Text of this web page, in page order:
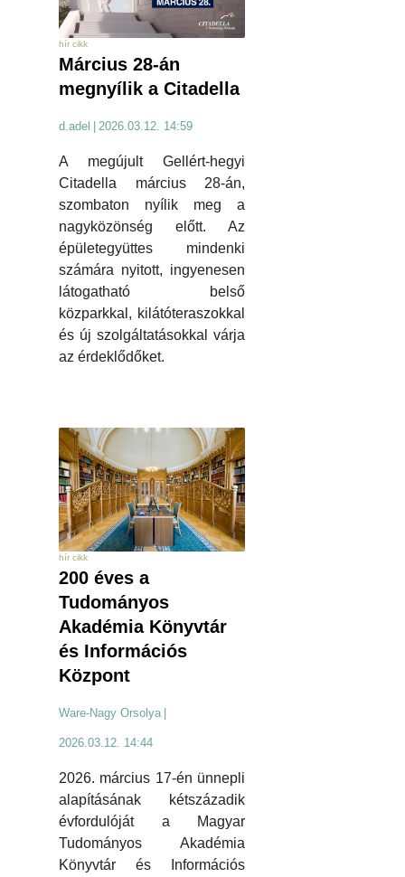
hír cikk
Március 28-án
megnyílik a Citadella
d.adel | 2026.03.12. 14:59
A megújult Gellért-hegyi
Citadella március 28-án,
szombaton nyílik meg a
nagyközönség előtt. Az
épületegyüttes mindenki
számára nyitott, ingyenesen
látogatható belső
közparkkal, kilátóteraszokkal
és új szolgáltatásokkal várja
az érdeklődőket.
hír cikk
200 éves a
Tudományos
Akadémia Könyvtár
és Információs
Központ
Ware-Nagy Orsolya
2026.03.12. 14:44
2026. március 17-én ünnepli
alapításának kétszázadik
évfordulóját a Magyar
Tudományos Akadémia
Könyvtár és Információs